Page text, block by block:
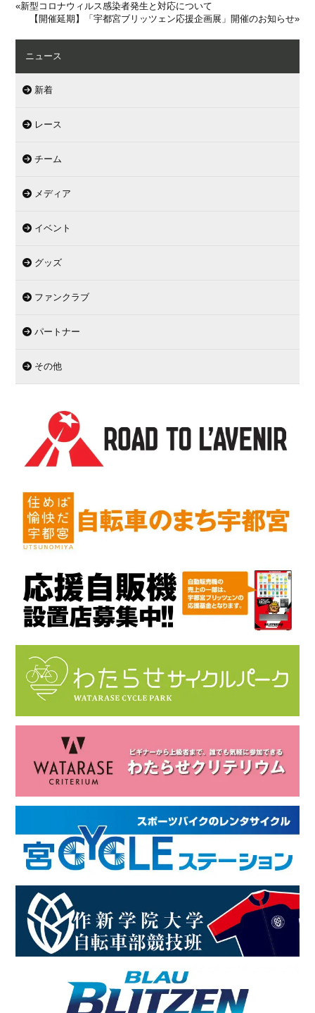
«新型コロナウィルス感染者発生と対応について
【開催延期】「宇都宮ブリッツェン応援企画展」開催のお知らせ»
ニュース
新着
レース
チーム
メディア
イベント
グッズ
ファンクラブ
パートナー
その他